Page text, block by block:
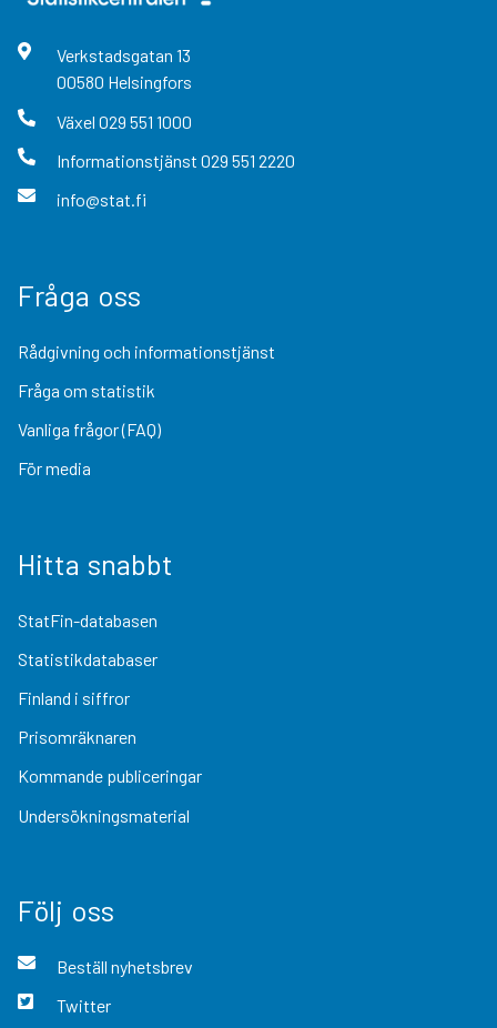
Verkstadsgatan 13
00580 Helsingfors
Växel 029 551 1000
Informationstjänst 029 551 2220
info@stat.fi
Fråga oss
Rådgivning och informationstjänst
Fråga om statistik
Vanliga frågor (FAQ)
För media
Hitta snabbt
StatFin-databasen
Statistikdatabaser
Finland i siffror
Prisomräknaren
Kommande publiceringar
Undersökningsmaterial
Följ oss
Beställ nyhetsbrev
Twitter